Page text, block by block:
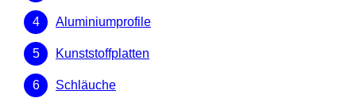
Aluminiumprofile
Kunststoffplatten
Schläuche